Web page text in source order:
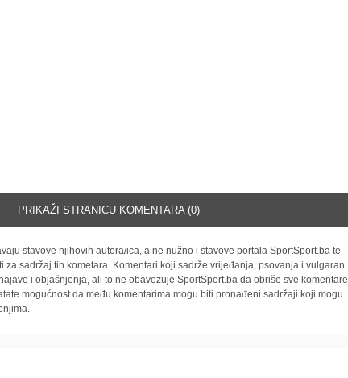
PRIKAŽI STRANICU KOMENTARA (0)
stavove njihovih autora/ica, a ne nužno i stavove portala SportSport.ba te
za sadržaj tih kometara. Komentari koji sadrže vrijeđanja, psovanja i vulgaran
i objašnjenja, ali to ne obavezuje SportSport.ba da obriše sve komentare
mogućnost da među komentarima mogu biti pronađeni sadržaji koji mogu